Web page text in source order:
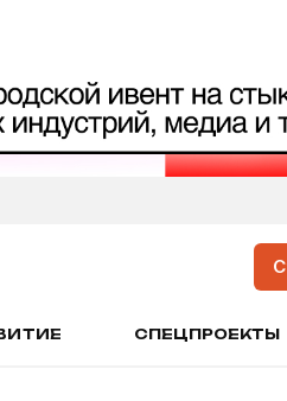
СПЕЦПРОЕКТЫ